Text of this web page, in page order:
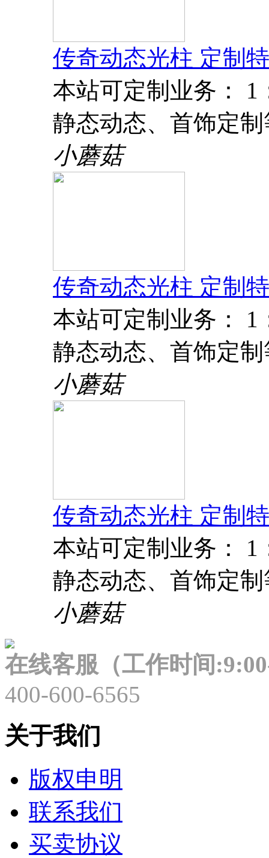
传奇动态光柱 定制
本站可定制业务： 1
静态动态、首饰定
小蘑菇
传奇动态光柱 定制
本站可定制业务： 1
静态动态、首饰定
小蘑菇
传奇动态光柱 定制
本站可定制业务： 1
静态动态、首饰定
小蘑菇
在线客服（工作时间
400-600-6565
关于我们
版权申明
联系我们
买卖协议